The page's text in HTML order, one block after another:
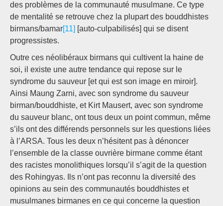
des problèmes de la communauté musulmane. Ce type
de mentalité se retrouve chez la plupart des bouddhistes
birmans/bamar[11] [auto-culpabilisés] qui se disent
progressistes.
Outre ces néolibéraux birmans qui cultivent la haine de
soi, il existe une autre tendance qui repose sur le
syndrome du sauveur [et qui est son image en miroir].
Ainsi Maung Zarni, avec son syndrome du sauveur
birman/bouddhiste, et Kirt Mausert, avec son syndrome
du sauveur blanc, ont tous deux un point commun, même
s’ils ont des différends personnels sur les questions liées
à l’ARSA. Tous les deux n’hésitent pas à dénoncer
l’ensemble de la classe ouvrière birmane comme étant
des racistes monolithiques lorsqu’il s’agit de la question
des Rohingyas. Ils n’ont pas reconnu la diversité des
opinions au sein des communautés bouddhistes et
musulmanes birmanes en ce qui concerne la question